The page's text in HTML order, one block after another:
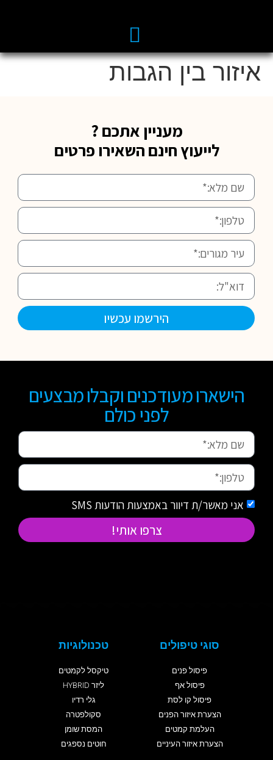
איזור בין הגבות
מעניין אתכם ?
לייעוץ חינם השאירו פרטים
הירשמו עכשיו
הישארו מעודכנים וקבלו מבצעים
לפני כולם
אני מאשר/ת דיוור באמצעות הודעות SMS
צרפו אותי!
סוגי טיפולים
פיסול פנים
פיסול אף
פיסול קו לסת
הצערת איזור הפנים
העלמת קמטים
הצערת איזור העיניים
טכנולוגיות
טיקסל לקמטים
ליזר HYBRID
גלי רדיו
סקולפטרה
המסת שומן
חוטים נספגים